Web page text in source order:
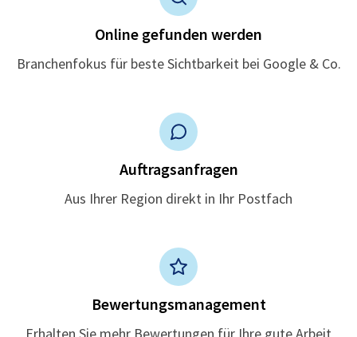
Online gefunden werden
Branchenfokus für beste Sichtbarkeit bei Google & Co.
Auftragsanfragen
Aus Ihrer Region direkt in Ihr Postfach
Bewertungsmanagement